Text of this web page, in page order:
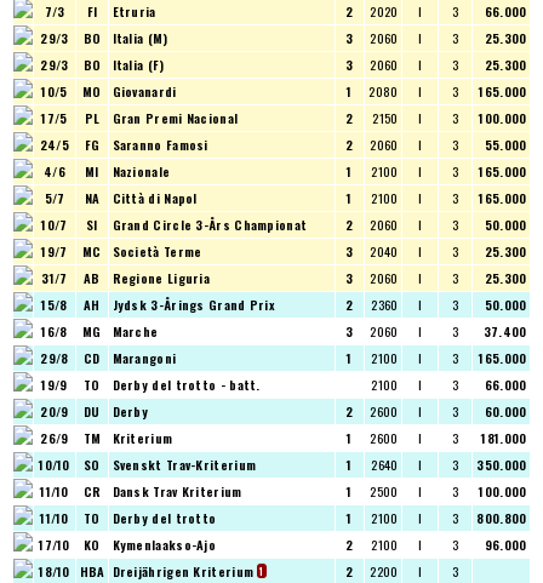
7/3
FI Etruria 2 2020 I 3
66.000
29/3
BO Italia (M) 3 2060 I 3
25.300
29/3
BO Italia (F) 3 2060 I 3
25.300
10/5
MO Giovanardi 1 2080 I 3
165.000
17/5
PL Gran Premi Nacional 2 2150 I 3
100.000
24/5
FG Saranno Famosi 2 2060 I 3
55.000
4/6
MI Nazionale 1 2100 I 3
165.000
5/7
NA Città di Napol 1 2100 I 3
165.000
10/7
SI Grand Circle 3-Års Championat 2 2060 I 3
50.000
19/7
MC Società Terme 3 2040 I 3
25.300
31/7
AB Regione Liguria 3 2060 I 3
25.300
15/8
AH Jydsk 3-Årings Grand Prix 2 2360 I 3
50.000
16/8
MG Marche 3 2060 I 3
37.400
29/8
CD Marangoni 1 2100 I 3
165.000
19/9
TO Derby del trotto - batt. 2100 I 3
66.000
20/9
DU Derby 2 2600 I 3
60.000
26/9
TM Kriterium 1 2600 I 3
181.000
10/10
SO Svenskt Trav-Kriterium 1 2640 I 3
350.000
11/10
CR Dansk Trav Kriterium 1 2500 I 3
100.000
11/10
TO Derby del trotto 1 2100 I 3
800.800
17/10
KO Kymenlaakso-Ajo 2 2100 I 3
96.000
18/10
HBA Dreijährigen Kriterium1 2 2200 I
3